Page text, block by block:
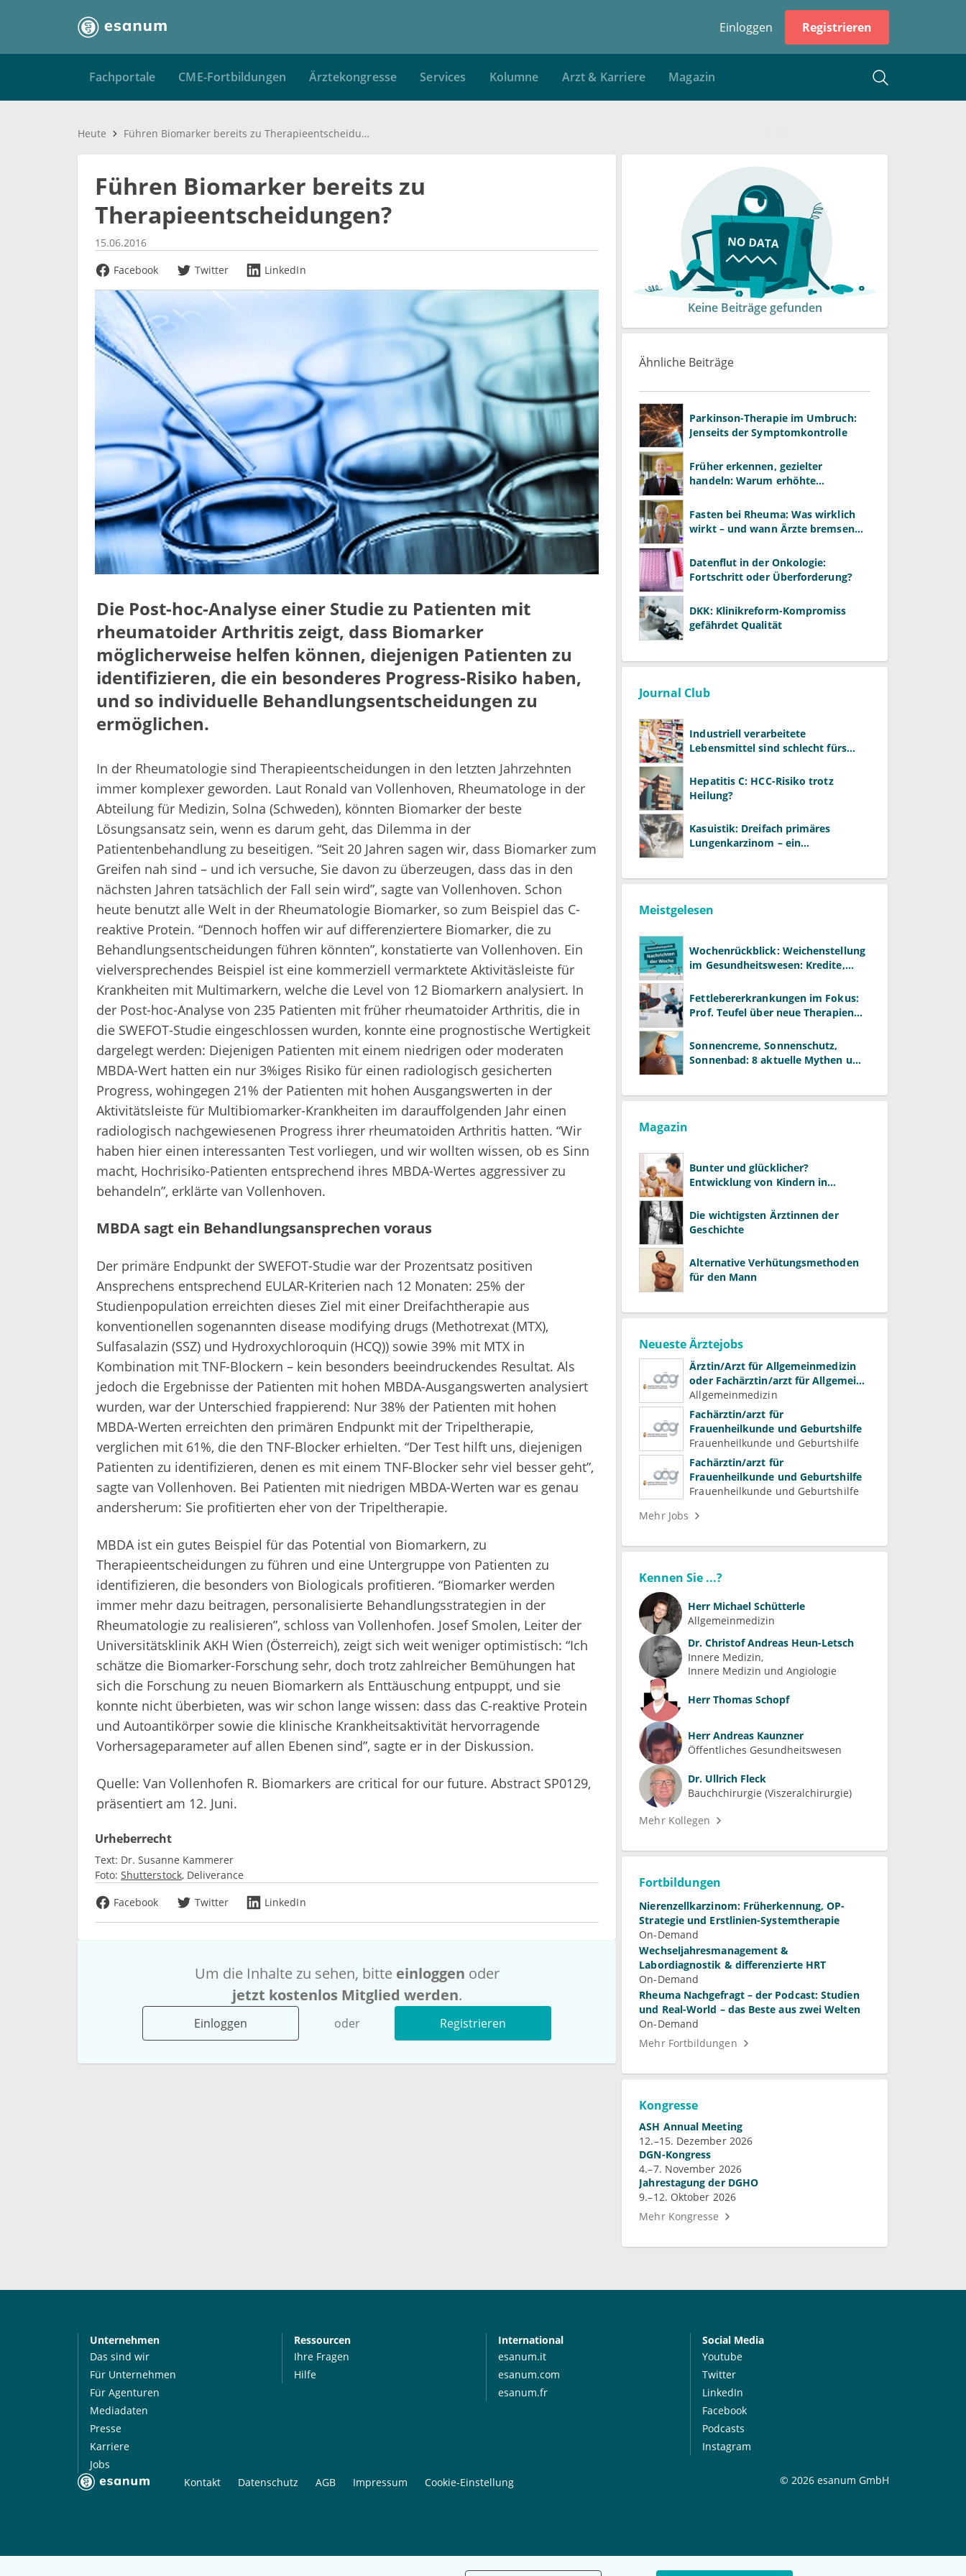
Einloggen Registrieren
Fachportale CME-Fortbildungen Ärztekongresse Services Kolumne Arzt & Karriere Magazin
Heute Führen Biomarker bereits zu Therapieentscheidungen?
Führen Biomarker bereits zu
Therapieentscheidungen?
15.06.2016
Facebook
Twitter LinkedIn
Die Post-hoc-Analyse einer Studie zu Patienten mit
rheumatoider Arthritis zeigt, dass Biomarker
möglicherweise helfen können, diejenigen Patienten zu
identifizieren, die ein besonderes Progress-Risiko haben,
und so individuelle Behandlungsentscheidungen zu
ermöglichen.
In der Rheumatologie sind Therapieentscheidungen in den letzten Jahrzehnten
immer komplexer geworden. Laut Ronald van Vollenhoven, Rheumatologe in der
Abteilung für Medizin, Solna (Schweden), könnten Biomarker der beste
Lösungsansatz sein, wenn es darum geht, das Dilemma in der
Patientenbehandlung zu beseitigen. “Seit 20 Jahren sagen wir, dass Biomarker zum
Greifen nah sind – und ich versuche, Sie davon zu überzeugen, dass das in den
nächsten Jahren tatsächlich der Fall sein wird”, sagte van Vollenhoven. Schon
heute benutzt alle Welt in der Rheumatologie Biomarker, so zum Beispiel das C-
reaktive Protein. “Dennoch hoffen wir auf differenziertere Biomarker, die zu
Behandlungsentscheidungen führen könnten”, konstatierte van Vollenhoven. Ein
vielversprechendes Beispiel ist eine kommerziell vermarktete Aktivitäsleiste für
Krankheiten mit Multimarkern, welche die Level von 12 Biomarkern analysiert. In
der Post-hoc-Analyse von 235 Patienten mit früher rheumatoider Arthritis, die in
die SWEFOT-Studie eingeschlossen wurden, konnte eine prognostische Wertigkeit
dargelegt werden: Diejenigen Patienten mit einem niedrigen oder moderaten
MBDA-Wert hatten ein nur 3%iges Risiko für einen radiologisch gesicherten
Progress, wohingegen 21% der Patienten mit hohen Ausgangswerten in der
Aktivitätsleiste für Multibiomarker-Krankheiten im darauffolgenden Jahr einen
radiologisch nachgewiesenen Progress ihrer rheumatoiden Arthritis hatten. “Wir
haben hier einen interessanten Test vorliegen, und wir wollten wissen, ob es Sinn
macht, Hochrisiko-Patienten entsprechend ihres MBDA-Wertes aggressiver zu
behandeln”, erklärte van Vollenhoven.
MBDA sagt ein Behandlungsansprechen voraus
Der primäre Endpunkt der SWEFOT-Studie war der Prozentsatz positiven
Ansprechens entsprechend EULAR-Kriterien nach 12 Monaten: 25% der
Studienpopulation erreichten dieses Ziel mit einer Dreifachtherapie aus
konventionellen sogenannten disease modifying drugs (Methotrexat (MTX),
Sulfasalazin (SSZ) und Hydroxychloroquin (HCQ)) sowie 39% mit MTX in
Kombination mit TNF-Blockern – kein besonders beeindruckendes Resultat. Als
jedoch die Ergebnisse der Patienten mit hohen MBDA-Ausgangswerten analysiert
wurden, war der Unterschied frappierend: Nur 38% der Patienten mit hohen
MBDA-Werten erreichten den primären Endpunkt mit der Tripeltherapie,
verglichen mit 61%, die den TNF-Blocker erhielten. “Der Test hilft uns, diejenigen
Patienten zu identifizieren, denen es mit einem TNF-Blocker sehr viel besser geht”,
sagte van Vollenhoven. Bei Patienten mit niedrigen MBDA-Werten war es genau
andersherum: Sie profitierten eher von der Tripeltherapie.
MBDA ist ein gutes Beispiel für das Potential von Biomarkern, zu
Therapieentscheidungen zu führen und eine Untergruppe von Patienten zu
identifizieren, die besonders von Biologicals profitieren. “Biomarker werden
immer mehr dazu beitragen, personalisierte Behandlungsstrategien in der
Rheumatologie zu realisieren”, schloss van Vollenhofen. Josef Smolen, Leiter der
Universitätsklinik AKH Wien (Österreich), zeigt sich weit weniger optimistisch: “Ich
schätze die Biomarker-Forschung sehr, doch trotz zahlreicher Bemühungen hat
sich die Forschung zu neuen Biomarkern als Enttäuschung entpuppt, und sie
konnte nicht überbieten, was wir schon lange wissen: dass das C-reaktive Protein
und Autoantikörper sowie die klinische Krankheitsaktivität hervorragende
Vorhersageparameter auf allen Ebenen sind”, sagte er in der Diskussion.
Quelle: Van Vollenhofen R. Biomarkers are critical for our future. Abstract SP0129,
präsentiert am 12. Juni.
Urheberrecht
Text: Dr. Susanne Kammerer
Foto: Shutterstock Deliverance
Facebook
Twitter LinkedIn
Um die Inhalte zu sehen, bitte einloggen oder
jetzt kostenlos Mitglied werden.
Einloggen oder Registrieren
Keine Beiträge gefunden
Ähnliche Beiträge
Parkinson-Therapie im Umbruch:
Jenseits der Symptomkontrolle
Früher erkennen, gezielter
handeln: Warum erhöhte
als ALT und AST
Fasten bei Rheuma: Was wirklich
wirkt – und wann Ärzte bremsen
Datenflut in der Onkologie:
Fortschritt oder Überforderung?
DKK: Klinikreform-Kompromiss
gefährdet Qualität
Journal Club
Industriell verarbeitete
Lebensmittel sind schlecht fürs
Hepatitis C: HCC-Risiko trotz
Heilung?
Kasuistik: Dreifach primäres
Lungenkarzinom – ein
Meistgelesen
Wochenrückblick: Weichenstellung
im Gesundheitswesen: Kredite,
Fettlebererkrankungen im Fokus:
Prof. Teufel über neue Therapien
Sonnencreme, Sonnenschutz,
Sonnenbad: 8 aktuelle Mythen und
Magazin
Bunter und glücklicher?
Entwicklung von Kindern in
Die wichtigsten Ärztinnen der
Geschichte
Alternative Verhütungsmethoden
für den Mann
Neueste Ärztejobs
Ärztin/Arzt für Allgemeinmedizin
oder Fachärztin/arzt für Allgemein-
und Familienmedizin für
Psychiatrie und
Psychotherapeutische Medizin
Allgemeinmedizin
Fachärztin/arzt für
Frauenheilkunde und Geburtshilfe
Frauenheilkunde und Geburtshilfe
Fachärztin/arzt für
Frauenheilkunde und Geburtshilfe
Frauenheilkunde und Geburtshilfe
Mehr Jobs
Kennen Sie ...?
Herr Michael Schütterle
Allgemeinmedizin
Dr. Christof Andreas Heun-Letsch
Innere Medizin
Innere Medizin und Angiologie
Herr Thomas Schopf
Herr Andreas Kaunzner
Öffentliches Gesundheitswesen
Dr. Ullrich Fleck
Bauchchirurgie (Viszeralchirurgie)
Mehr Kollegen
Fortbildungen
Nierenzellkarzinom: Früherkennung, OP-
Strategie und Erstlinien-Systemtherapie
On-Demand
Wechseljahresmanagement &
Labordiagnostik & differenzierte HRT
On-Demand
Rheuma Nachgefragt – der Podcast: Studien
und Real-World – das Beste aus zwei Welten
On-Demand
Mehr Fortbildungen
Kongresse
ASH Annual Meeting
12.–15. Dezember 2026
DGN-Kongress
4.–7. November 2026
Jahrestagung der DGHO
9.–12. Oktober 2026
Mehr Kongresse
Unternehmen
Das sind wir
Für Unternehmen
Für Agenturen
Mediadaten
Presse
Karriere
Jobs
Ressourcen
Ihre Fragen
Hilfe
International
esanum.it
esanum.com
esanum.fr
Social Media
Youtube
Twitter
LinkedIn
Facebook
Podcasts
Instagram
Kontakt Datenschutz AGB Impressum Cookie-Einstellung © 2026 esanum GmbH